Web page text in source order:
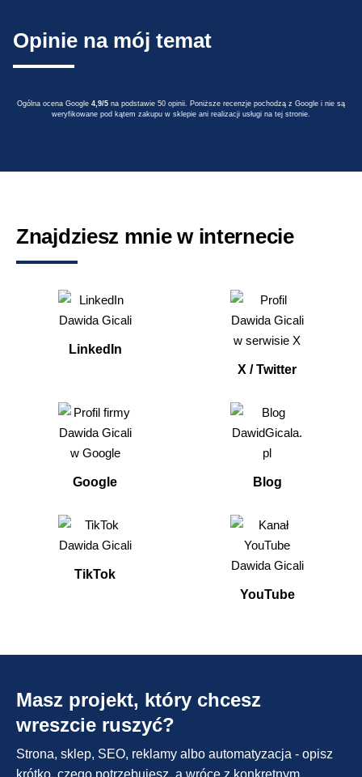
Opinie na mój temat
Ogólna ocena Google 4,9/5 na podstawie 50 opinii. Poniższe recenzje pochodzą z Google i nie są
weryfikowane pod kątem zakupu w sklepie ani realizacji usługi na tej stronie.
Znajdziesz mnie w internecie
LinkedIn
X / Twitter
Google Blog
TikTok
YouTube
Masz projekt, który chcesz
wreszcie ruszyć?
Strona, sklep, SEO, reklamy albo automatyzacja - opisz
krótko, czego potrzebujesz, a wrócę z konkretnym